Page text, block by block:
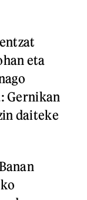
eta
Gernikan
daiteke